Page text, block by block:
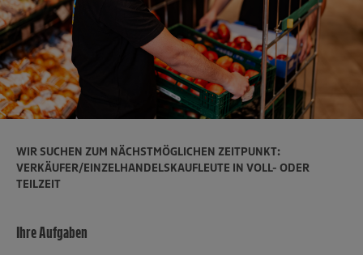
WIR SUCHEN ZUM NÄCHSTMÖGLICHEN ZEITPUNKT:
VERKÄUFER/EINZELHANDELSKAUFLEUTE IN VOLL- ODER
TEILZEIT
Ihre Aufgaben